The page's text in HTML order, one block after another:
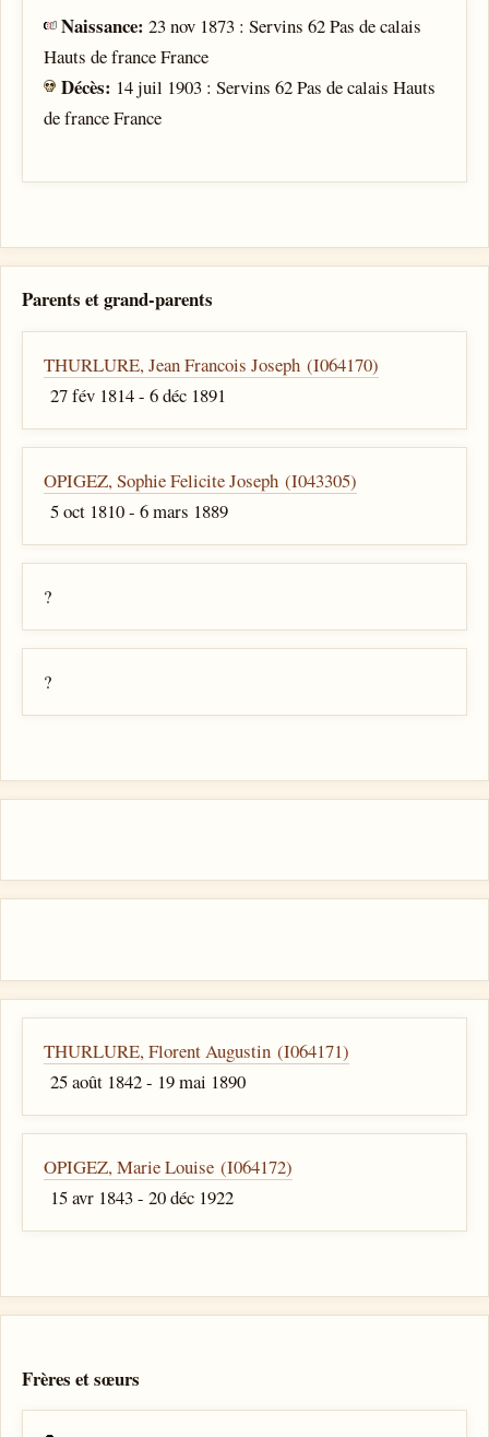
Naissance:23 nov 1873 : Servins 62 Pas de calais
Hauts de france France
Décès: 14 juil 1903 : Servins 62 Pas de calais Hauts
de france France
Parents et grand-parents
THURLURE, Jean Francois Joseph (I064170)
27 fév 1814 - 6 déc 1891
OPIGEZ, Sophie Felicite Joseph (I043305)
5 oct 1810 - 6 mars 1889
?
?
THURLURE, Florent Augustin (I064171)
25 août 1842 - 19 mai 1890
OPIGEZ, Marie Louise (I064172)
15 avr 1843 - 20 déc 1922
Frères et sœurs